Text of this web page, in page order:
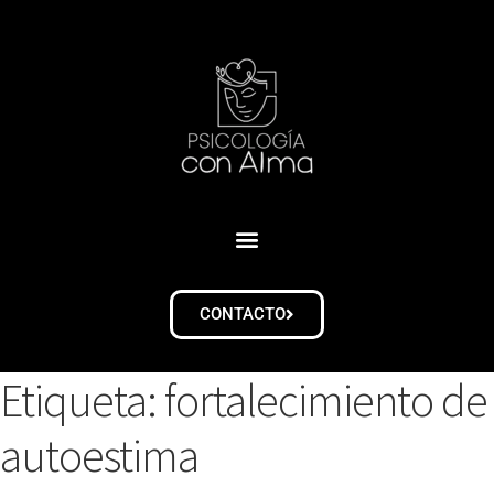
CONTACTO
Etiqueta:fortalecimiento de
autoestima